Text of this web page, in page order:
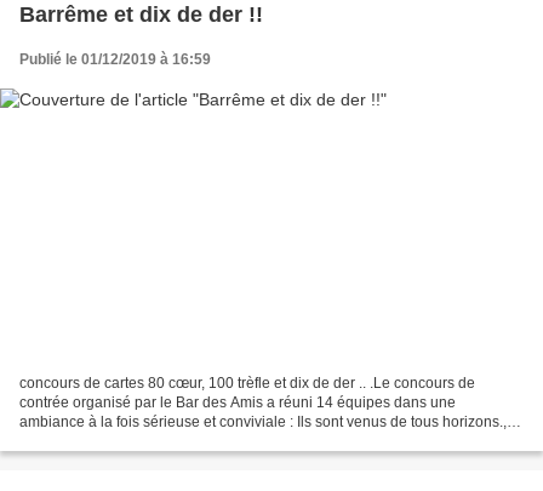
Barrême et dix de der !!
Publié le 01/12/2019 à 16:59
concours de cartes 80 cœur, 100 trèfle et dix de der .. .Le concours de
contrée organisé par le Bar des Amis a réuni 14 équipes dans une
ambiance à la fois sérieuse et conviviale : Ils sont venus de tous horizons.,